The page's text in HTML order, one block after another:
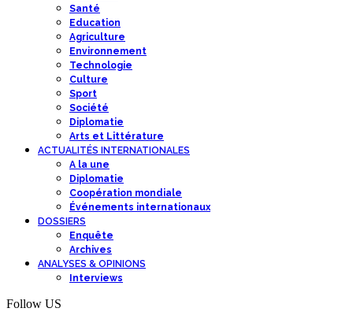
Santé
Education
Agriculture
Environnement
Technologie
Culture
Sport
Société
Diplomatie
Arts et Littérature
ACTUALITÉS INTERNATIONALES
A la une
Diplomatie
Coopération mondiale
Événements internationaux
DOSSIERS
Enquête
Archives
ANALYSES & OPINIONS
Interviews
Follow US